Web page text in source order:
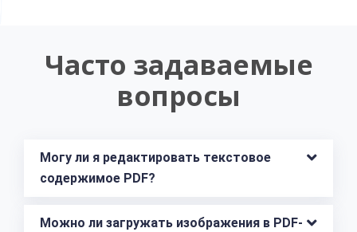
Часто задаваемые
вопросы
Могу ли я редактировать текстовое
содержимое PDF?
Можно ли загружать изображения в PDF-